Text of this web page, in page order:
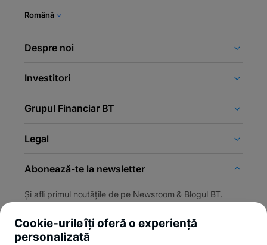
Română
Despre noi
Investitori
Grupul Financiar BT
Legal
Abonează-te la newsletter
Și afli primul noutățile de pe Newsroom & Blogul BT.
Cookie-urile îți oferă o experiență
personalizată